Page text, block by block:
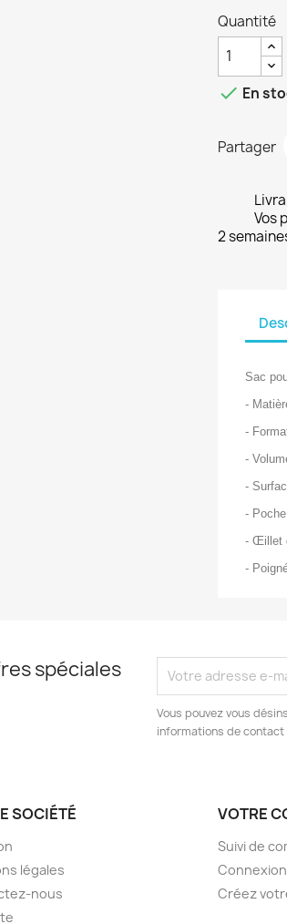
Quantité
 En
Partager
Vos
2
Sac
-
-
-
-
-
- Œillet
-
spéciales
Vous pouvez vous
informations de
SOCIÉTÉ
légales
nous
VOTRE
Suivi de
Connexion
Créez